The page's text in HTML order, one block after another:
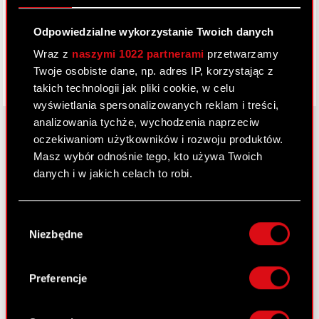
Odpowiedzialne wykorzystanie Twoich danych
Wraz z naszymi 1022 partnerami przetwarzamy
Twoje osobiste dane, np. adres IP, korzystając z
takich technologii jak pliki cookie, w celu
wyświetlania spersonalizowanych reklam i treści,
analizowania tychże, wychodzenia naprzeciw
oczekiwaniom użytkowników i rozwoju produktów.
Masz wybór odnośnie tego, kto używa Twoich
danych i w jakich celach to robi.
lokalizacji geograficznej z dokładnością nawet
Identyfikować Twoje urządzenie, aktywnie
analizując charakteryzującego je zbiory
zgody
Niezbędne
Preferencje
O CD PROJEKT
Zrównoważony rozwój